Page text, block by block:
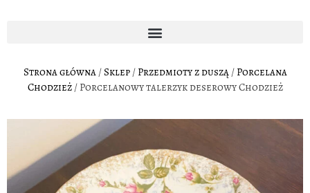
Strona główna/ Sklep/ Przedmioty z duszą/ Porcelana
Chodzież/ Porcelanowy talerzyk deserowy Chodzież